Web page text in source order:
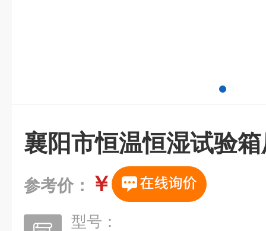
襄阳市恒温恒湿试验
参考价： ￥
型号：